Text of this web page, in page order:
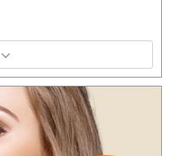
패키지 보기 토글